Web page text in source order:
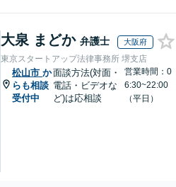
大泉 まどか 弁護士 大阪府
東京スタートアップ法律事務所 堺支店
松山市 か
らも相談
受付中
面談方法(対面・
電話・ビデオな
ど)は応相談
営業時間：0
6:30~22:00
（平日）